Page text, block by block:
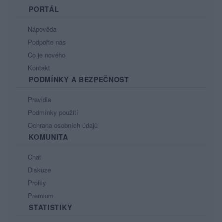
PORTÁL
Nápověda
Podpořte nás
Co je nového
Kontakt
PODMÍNKY A BEZPEČNOST
Pravidla
Podmínky použití
Ochrana osobních údajů
KOMUNITA
Chat
Diskuze
Profily
Premium
STATISTIKY